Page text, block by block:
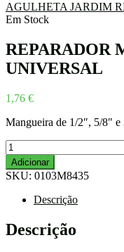
AGULHETA JARDIM
Em Stock
REPARADOR
UNIVERSAL
1,76 €
Mangueira de 1/2″, 5/8″ e
Quantidade
de
REPARADOR
MANGUEIRA
UNIVERSAL
Adicionar
SKU: 0103M8435
Descrição
Descrição